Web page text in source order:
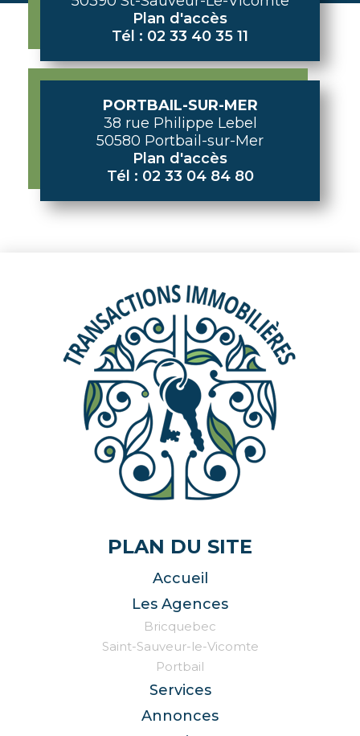
Plan d'accès
Tél : 02 33 40 35 11
PORTBAIL-SUR-MER
38 rue Philippe Lebel
50580 Portbail-sur-Mer
Plan d'accès
Tél : 02 33 04 84 80
PLAN DU SITE
Accueil
Les Agences
Bricquebec
Saint-Sauveur-le-Vicomte
Portbail
Services
Annonces